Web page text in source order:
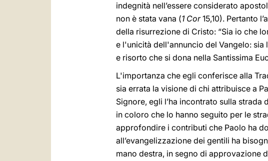
indegnità nell’essere considerato
non è stata vana (1 Cor15,10). Pertanto
della risurrezione di Cristo: “Sia io che
e l'unicità dell'annuncio del Vangelo:
e risorto che si dona nella Santissima
L'importanza che egli conferisce alla
sia errata la visione di chi attribuisce a
Signore, egli l’ha incontrato sulla
in coloro che lo hanno seguito per le
approfondire i contributi che Paolo ha
all’evangelizzazione dei gentili ha
mano destra, in segno di approvazione